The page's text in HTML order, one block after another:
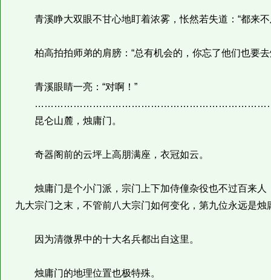
青溪睁大双眼不甘心地盯着浓雾，怅然若失道：“都来不
柏高拍拍师弟的肩膀：“总有机会的，你忘了他们也要去
青溪眼睛一亮：“对啊！”
昆仑山麓，烛庸门。
奇器阁前的云坪上高朋满座，衣冠如云。
烛庸门是个小门派，宗门上下加侍僮杂役也不过百来人
九大宗门之末，不管前八大宗门如何变化，第九位永远是烛
因为清微界中的十大名兵都出自这里。
烛庸门的地理位置也极特殊。